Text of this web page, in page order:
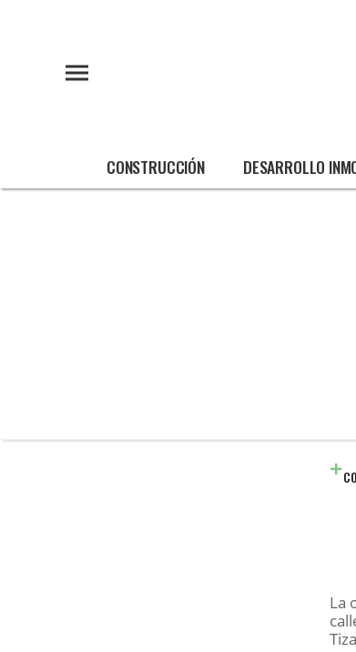
CONSTRUCCIÓN DESARROLLO
La